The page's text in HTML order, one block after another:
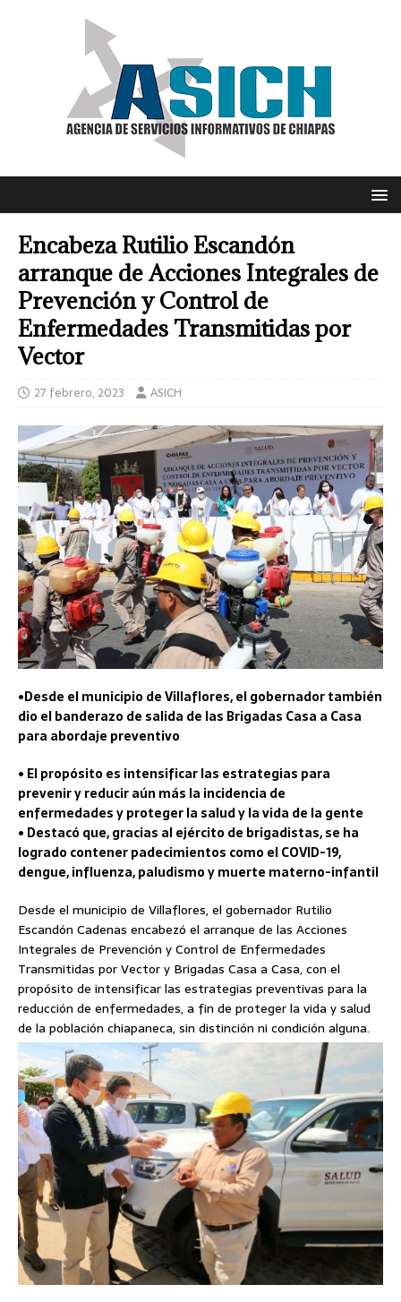
Encabeza Rutilio Escandón
arranque de Acciones Integrales de
Prevención y Control de
Enfermedades Transmitidas por
Vector
27 febrero, 2023 ASICH
•Desde el municipio de Villaflores, el gobernador también
dio el banderazo de salida de las Brigadas Casa a Casa
para abordaje preventivo
• El propósito es intensificar las estrategias para
prevenir y reducir aún más la incidencia de
enfermedades y proteger la salud y la vida de la gente
• Destacó que, gracias al ejército de brigadistas, se ha
logrado contener padecimientos como el COVID-19,
dengue, influenza, paludismo y muerte materno-infantil
Desde el municipio de Villaflores, el gobernador Rutilio
Escandón Cadenas encabezó el arranque de las Acciones
Integrales de Prevención y Control de Enfermedades
Transmitidas por Vector y Brigadas Casa a Casa, con el
propósito de intensificar las estrategias preventivas para la
reducción de enfermedades, a fin de proteger la vida y salud
de la población chiapaneca, sin distinción ni condición alguna.